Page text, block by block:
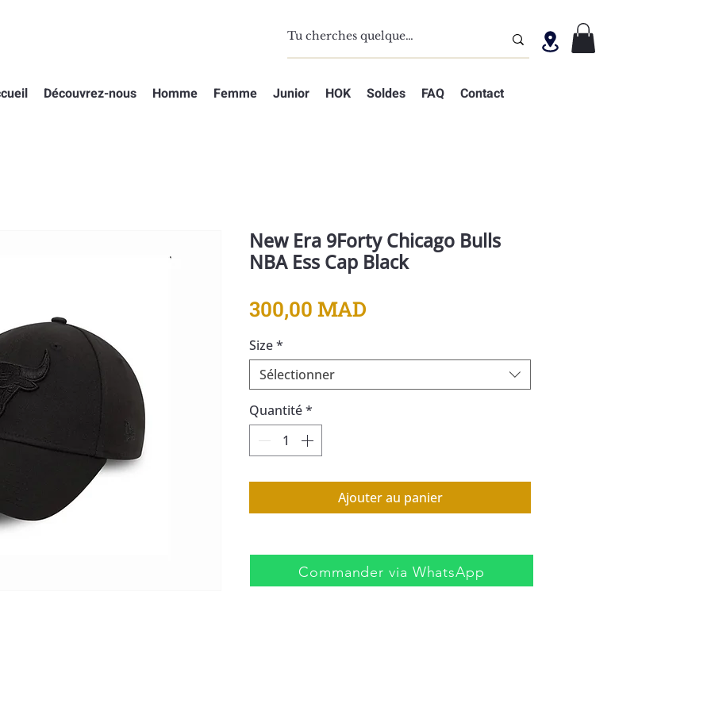
Découvrez-nous Homme Femme Junior HOK Soldes FAQ Contact
New Era 9Forty Chicago Bulls
NBA Ess Cap Black
300,00 MAD
Size*
Sélectionner
Quantité*
Ajouter au panier
Commander via WhatsApp